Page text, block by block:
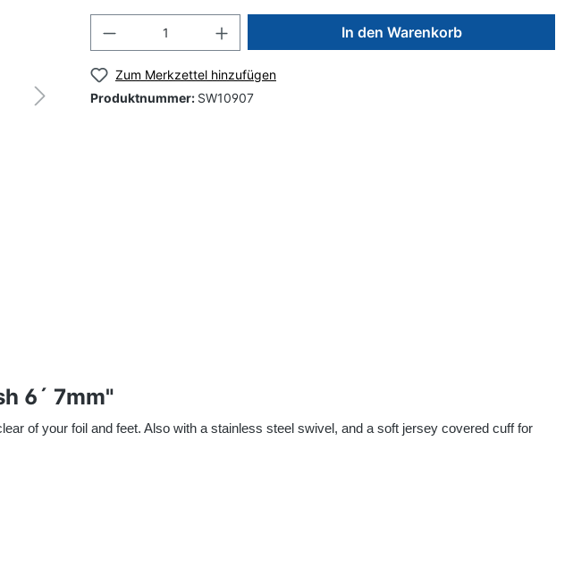
In den Warenkorb
Zum Merkzettel hinzufügen
Produktnummer: SW10907
6´ 7mm"
of your foil and feet. Also with a stainless steel swivel, and a soft jersey covered cuff for